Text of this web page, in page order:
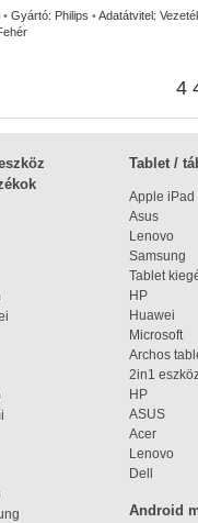
• Gyártó: Philips •Adatátvitel:
4
Tablet /
Apple iPad
Asus
Lenovo
Samsung
Tablet
HP
Huawei
Microsoft
Archos
2in1
HP
ASUS
Acer
Lenovo
Dell
Android